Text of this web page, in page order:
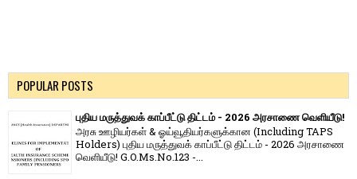
POPULAR POSTS
புதிய மருத்துவக் காப்பீட்டு திட்டம் - 2026 அரசாணை வெளியீடு!
அரசு ஊழியர்கள் & ஓய்வூதியர்களுக்கான (Including TAPS
Holders) புதிய மருத்துவக் காப்பீட்டு திட்டம் - 2026 அரசாணை
வெளியீடு! G.O.Ms.No.123 -...